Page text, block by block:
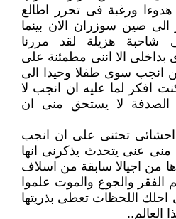
هدوءا ورغبة فى تحرر اطالع
صين سوزران الان بينما
هزيلة لقد مررنا
بداخلى الا اننى مطمئنة على
انجب سوى طفلا وحيدا الى
افكر لما عليه ان انجب لا
الصدفة لا يستحق منى ان
احشائى تحثنى على ان انجب
منى عنى يتحدث يذكرنى انها
من اجيالا سابقة من اسلاف
الفقر والجوع والموت علموا
اللحظات تعطى بذريتها
العالم..